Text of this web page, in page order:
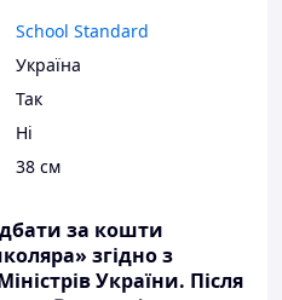
School Standard
Україна
Так
Ні
38 см
за кошти
згідно з
України. Після